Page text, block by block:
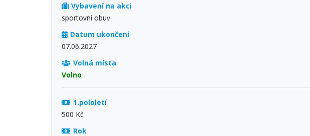
Vybavení na akci
sportovní obuv
Datum ukončení
07.06.2027
Volná místa
Volno
1.pololetí
500 Kč
Rok